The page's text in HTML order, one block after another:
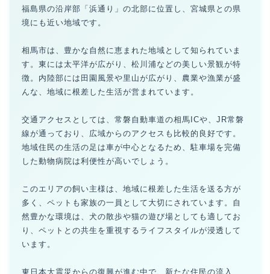
福島県の沿岸部「浜通り」の北部に位置し、宮城県との県
境にも近い地域です。
相馬市は、豊かな自然に恵まれた地域として知られていま
す。東には太平洋が広がり、松川浦などの美しい景観が特
徴。内陸部には田園風景や里山が広がり、農業や漁業が盛
んな、地域に根差した生活が営まれています。
交通アクセスとしては、常磐自動車道の相馬ICや、JR常磐
線が通っており、広域からのアクセスも比較的良好です。
地域住民の生活の足は車が中心となるため、駐車場を完備
した動物病院は利便性が高いでしょう。
このエリアの飼い主様は、地域に根差した生活を送る方が
多く、ペットも家族の一員として大切にされています。自
然豊かな環境は、犬の散歩や猫の遊び場としても適してお
り、ペットとの共生を重視するライフスタイルが浸透して
います。
東日本大震災からの復興が進む中で、新たな住民の流入